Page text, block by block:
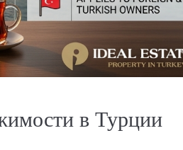
в Турции